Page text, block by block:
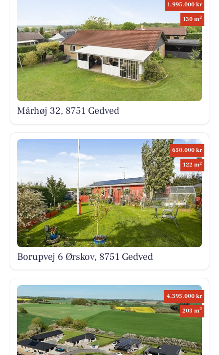
1.995.000 kr
130 m2
Mårhøj 32, 8751 Gedved
650.000 kr
122 m2
Borupvej 6 Ørskov, 8751 Gedved
4.395.000 kr
203 m2